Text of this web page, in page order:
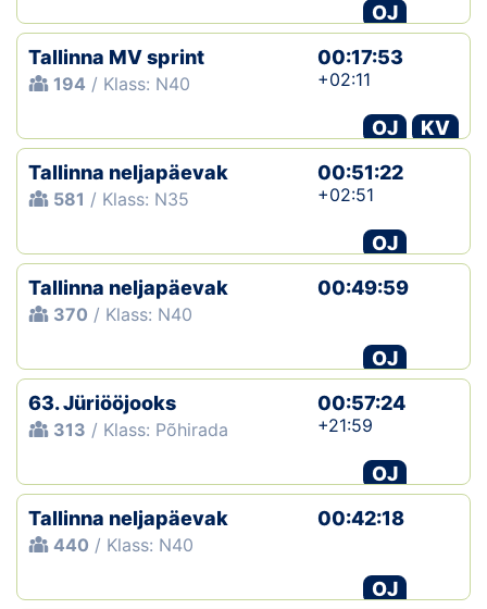
OJ
Tallinna MV sprint
194 / Klass: N40
00:17:53
+02:11
OJ
KV
Tallinna neljapäevak
581 / Klass: N35
00:51:22
+02:51
OJ
Tallinna neljapäevak
370 / Klass: N40
00:49:59
OJ
63. Jüriööjooks
313 / Klass: Põhirada
00:57:24
+21:59
OJ
Tallinna neljapäevak
440 / Klass: N40
00:42:18
OJ